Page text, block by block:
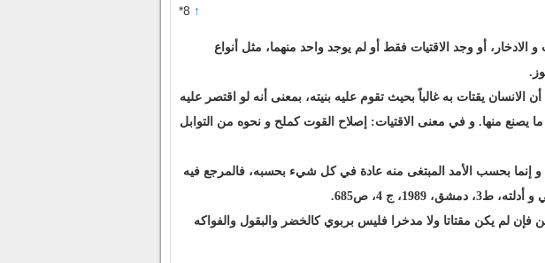
*8 ↑
أو وجد الاقتيات فقط أو لم يوجد واحد منهما، مثل أنواع
يقتات به غالباً بحيث تقوم عليه بنيته، بمعنى أنه لو اقتصر عليه
يصنع منها. و في معنى الاقتيات: إصلاح القوت كملح و نحوه من التوابل
و إنما بحسب الأمد المبتغى منه عادة في كل شيء بحسبه، فالمرجع فيه
ج 4، ص685.
لم يكن مقتاتا ولا مدخرا فليس بربوي كالخضر والبقول والفواكه